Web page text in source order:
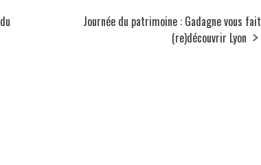
Journée du patrimoine : Gadagne vous fait
(re)découvrir Lyon